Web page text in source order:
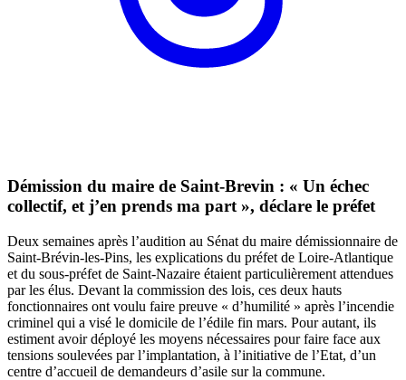
Démission du maire de Saint-Brevin : « Un échec
collectif, et j’en prends ma part », déclare le préfet
Deux semaines après l’audition au Sénat du maire démissionnaire de
Saint-Brévin-les-Pins, les explications du préfet de Loire-Atlantique
et du sous-préfet de Saint-Nazaire étaient particulièrement attendues
par les élus. Devant la commission des lois, ces deux hauts
fonctionnaires ont voulu faire preuve « d’humilité » après l’incendie
criminel qui a visé le domicile de l’édile fin mars. Pour autant, ils
estiment avoir déployé les moyens nécessaires pour faire face aux
tensions soulevées par l’implantation, à l’initiative de l’Etat, d’un
centre d’accueil de demandeurs d’asile sur la commune.